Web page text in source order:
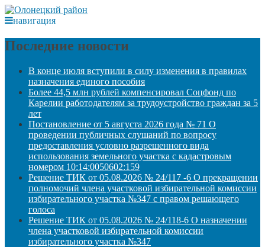
навигация
Последние новости
В конце июля вступили в силу изменения в правилах
назначения единого пособия
Более 44,5 млн рублей компенсировал Соцфонд по
Карелии работодателям за трудоустройство граждан за 5
лет
Постановление от 5 августа 2026 года № 71 О
проведении публичных слушаний по вопросу
предоставления условно разрешенного вида
использования земельного участка с кадастровым
номером 10:14:0050602:159
Решение ТИК от 05.08.2026 № 24/117 -6 О прекращении
полномочий члена участковой избирательной комиссии
избирательного участка №347 с правом решающего
голоса
Решение ТИК от 05.08.2026 № 24/118-6 О назначении
члена участковой избирательной комиссии
избирательного участка №347